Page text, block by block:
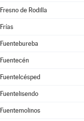
Fresno de Rodilla
Frías
Fuentebureba
Fuentecén
Fuentelcésped
Fuentelisendo
Fuentemolinos